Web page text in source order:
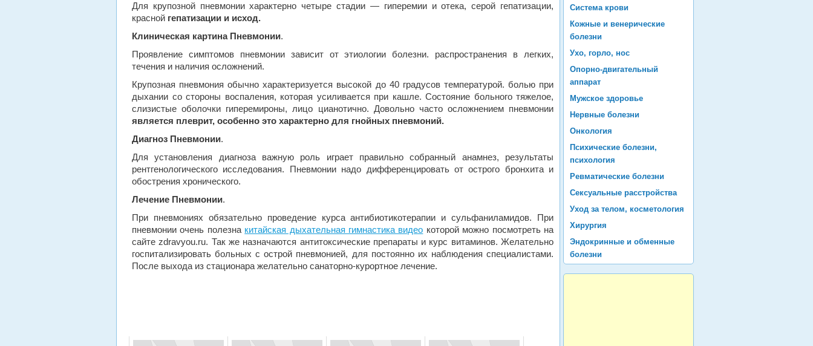
Для крупозной пневмонии характерно четыре стадии — гиперемии и отека, серой гепатизации,
красной гепатизации и исход.
Клиническая картина Пневмонии.
Проявление симптомов пневмонии зависит от этиологии болезни. распространения в легких,
течения и наличия осложнений.
Крупозная пневмония обычно характеризуется высокой до 40 градусов температурой. болью при
дыхании со стороны воспаления, которая усиливается при кашле. Состояние больного тяжелое,
слизистые оболочки гиперемироны, лицо цианотично. Довольно часто осложнением пневмонии
является плеврит, особенно это характерно для гнойных пневмоний.
Диагноз Пневмонии.
Для установления диагноза важную роль играет правильно собранный анамнез, результаты
рентгенологического исследования. Пневмонии надо дифференцировать от острого бронхита и
обострения хронического.
Лечение Пневмонии.
При пневмониях обязательно проведение курса антибиотикотерапии и сульфаниламидов. При
пневмонии очень полезна китайская дыхательная гимнастика видео которой можно посмотреть на
сайте zdravyou.ru. Так же назначаются антитоксические препараты и курс витаминов. Желательно
госпитализировать больных с острой пневмонией, для постоянно их наблюдения специалистами.
После выхода из стационара желательно санаторно-курортное лечение.
Система крови
Кожные и венерические
болезни
Ухо, горло, нос
Опорно-двигательный
аппарат
Мужское здоровье
Нервные болезни
Онкология
Психические болезни,
психология
Ревматические болезни
Сексуальные расстройства
Уход за телом, косметология
Хирургия
Эндокринные и обменные
болезни